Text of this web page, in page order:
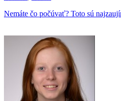
Nemáte čo počúvať? Toto sú